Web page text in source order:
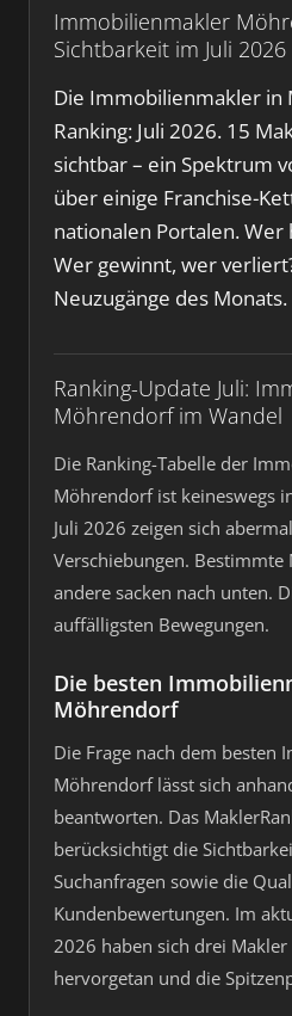
Immobilienmakler
Sichtbarkeit im Juli 2026
Die Immobilienmakler in
Ranking: Juli 2026. 15
sichtbar – ein Spektrum
über einige Franchise-
nationalen Portalen. Wer
Wer gewinnt, wer
Neuzugänge des Monats.
Ranking-Update Juli:
Möhrendorf im Wandel
Die Ranking-Tabelle der
Möhrendorf ist keineswegs
Juli 2026 zeigen sich
Verschiebungen. Bestimmte
andere sacken nach unten.
auffälligsten Bewegungen.
Die besten
Möhrendorf
Die Frage nach dem besten
Möhrendorf lässt sich
beantworten. Das
berücksichtigt die
Suchanfragen sowie die
Kundenbewertungen. Im
2026 haben sich drei
hervorgetan und die